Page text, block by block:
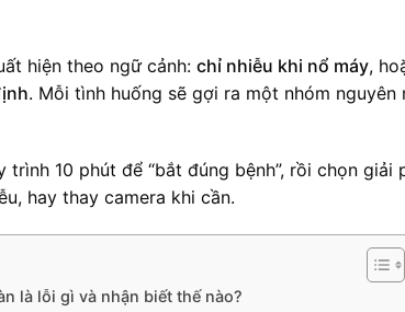
hiện theo ngữ cảnh: chỉ nhiễu khi nổ máy,
. Mỗi tình huống sẽ gợi ra một nhóm nguyên
trình 10 phút để “bắt đúng bệnh”, rồi chọn
hay thay camera khi cần.
là lỗi gì và nhận biết thế nào?